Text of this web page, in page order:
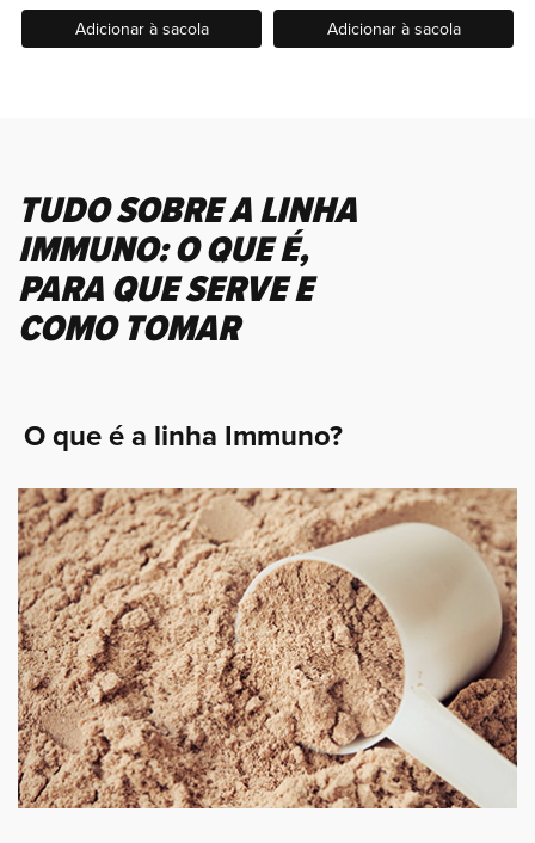
Adicionar à sacola Adicionar à sacola
TUDO SOBRE A LINHA
IMMUNO: O QUE É,
PARA QUE SERVE E
COMO TOMAR
O que é a linha Immuno?